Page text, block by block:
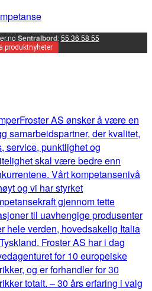
Sentralbord:55 36 58 55
produktnyheter
Froster AS ønsker å være en
samarbeidspartner, der kvalitet,
service, punktlighet og
skal være bedre enn
Vårt kompetansenivå
og vi har styrket
gjennom tette
til uavhengige produsenter
hele verden, hovedsakelig Italia
Froster AS har i dag
for 10 europeiske
og er forhandler for 30
totalt. – 30 års erfaring i valg